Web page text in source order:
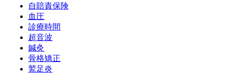
自賠責保険
血圧
診療時間
超音波
鍼灸
骨格矯正
鷲足炎